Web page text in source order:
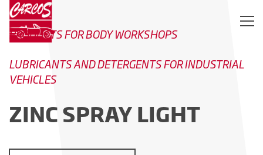
PRODUCTS FOR BODY WORKSHOPS
LUBRICANTS AND DETERGENTS FOR INDUSTRIAL
VEHICLES
ZINC SPRAY LIGHT